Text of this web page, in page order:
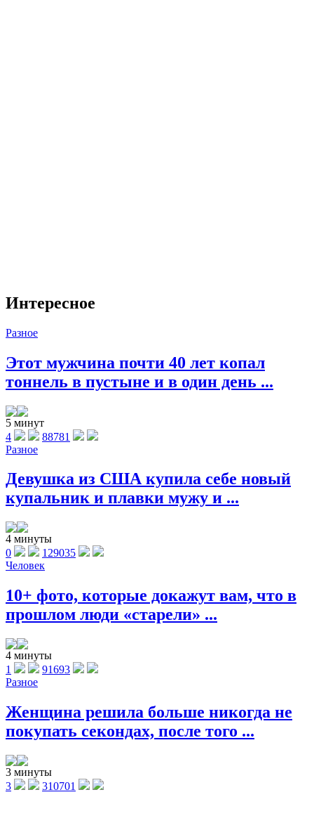
Интересное
Разное
Этот мужчина почти 40 лет копал
тоннель в пустыне и в один день ...
5 минут
4
88781
Разное
Девушка из США купила себе новый
купальник и плавки мужу и ...
4 минуты
0
129035
Человек
10+ фото, которые докажут вам, что в
прошлом люди «старели» ...
4 минуты
1
91693
Разное
Женщина решила больше никогда не
покупать секондах, после того ...
3 минуты
3
310701